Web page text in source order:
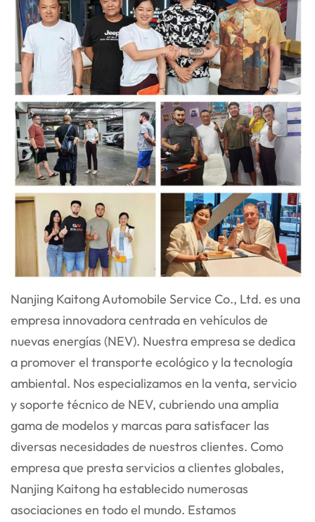
Nanjing Kaitong Automobile Service Co., Ltd. es una
empresa innovadora centrada en vehículos de
nuevas energías (NEV). Nuestra empresa se dedica
a promover el transporte ecológico y la tecnología
ambiental. Nos especializamos en la venta, servicio
y soporte técnico de NEV, cubriendo una amplia
gama de modelos y marcas para satisfacer las
diversas necesidades de nuestros clientes. Como
empresa que presta servicios a clientes globales,
Nanjing Kaitong ha establecido numerosas
asociaciones en todo el mundo. Estamos